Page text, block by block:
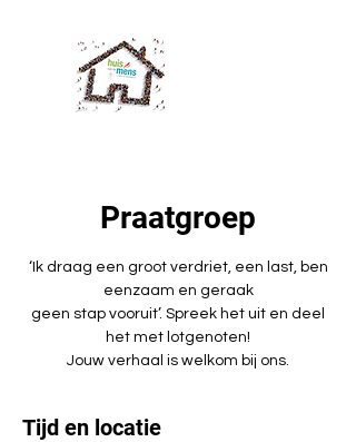
Praatgroep
‘Ik draag een groot verdriet, een last, ben
eenzaam en geraak
geen stap vooruit’. Spreek het uit en deel
het met lotgenoten!
Jouw verhaal is welkom bij ons.
Tijd en locatie